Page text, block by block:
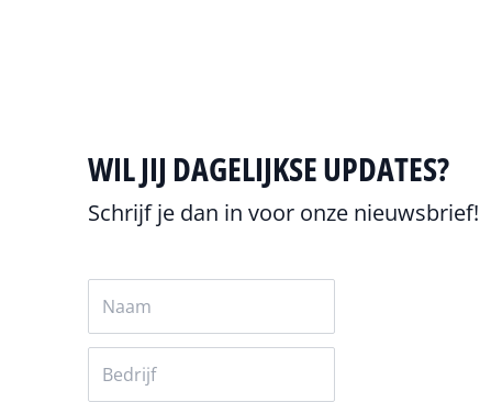
WIL JIJ DAGELIJKSE UPDATES?
Schrijf je dan in voor onze nieuwsbrief!